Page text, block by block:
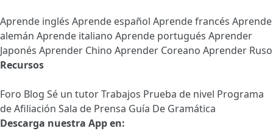
Aprende inglés Aprende español Aprende francés Aprende
alemán Aprende italiano Aprende portugués Aprender
Japonés Aprender Chino Aprender Coreano Aprender Ruso
Recursos
Foro Blog Sé un tutorTrabajos Prueba de nivel Programa
de Afiliación Sala de Prensa Guía De Gramática
Descarga nuestra App en: